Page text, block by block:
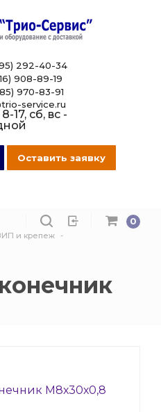
Азот
Ацетилен
Углекислота
0
292-40-34
908-89-19
970-83-91
service.ru
17, сб, вс -
Оставить заявку
и крепеж